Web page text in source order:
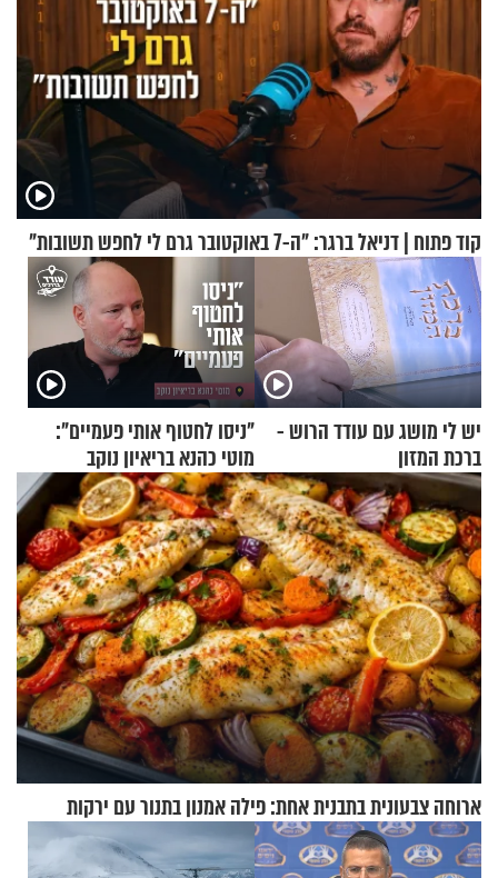
קוד פתוח | דניאל ברגר: "ה-7 באוקטובר גרם לי לחפש תשובות"
יש לי מושג עם עודד הרוש -
ברכת המזון
"ניסו לחטוף אותי פעמיים":
מוטי כהנא בריאיון נוקב
ארוחה צבעונית בתבנית אחת: פילה אמנון בתנור עם ירקות